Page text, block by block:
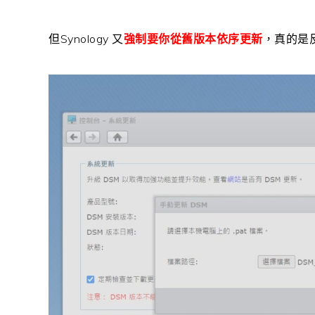
但Synology 又強制要你從舊版本依序更新 ，真的